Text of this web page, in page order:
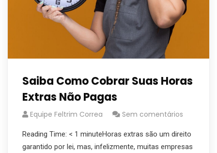
Saiba Como Cobrar Suas Horas
Extras Não Pagas
Equipe Feltrim Correa Sem comentários
Reading Time: < 1 minuteHoras extras são um direito
garantido por lei, mas, infelizmente, muitas empresas